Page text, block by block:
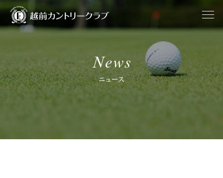
News
ニュース